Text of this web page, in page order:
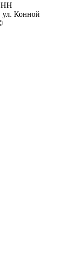
ул. Конной